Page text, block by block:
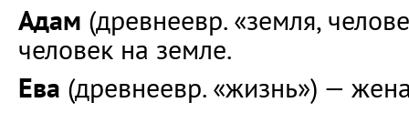
Адам (древнеевр. «земля,
человек на земле.
Ева (древнеевр. «жизнь») —